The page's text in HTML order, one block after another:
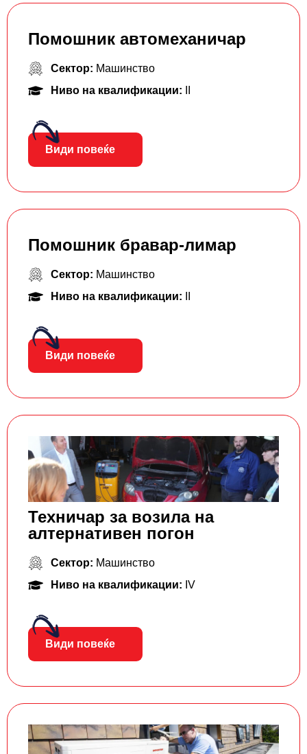
Помошник автомеханичар
Сектор: Машинство
Ниво на квалификации:
Види повеќе
Помошник бравар-лимар
Сектор: Машинство
Ниво на квалификации:
Види повеќе
Техничар за возила на
алтернативен погон
Сектор: Машинство
Ниво на квалификации: IV
Види повеќе